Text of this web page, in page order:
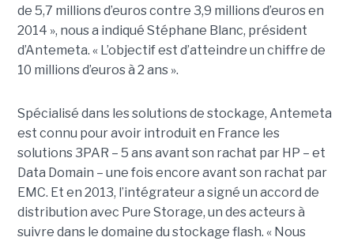
de 5,7 millions d’euros contre 3,9 millions d’euros en
2014 », nous a indiqué Stéphane Blanc, président
d’Antemeta. « L’objectif est d’atteindre un chiffre de
10 millions d’euros à 2 ans ».
Spécialisé dans les solutions de stockage, Antemeta
est connu pour avoir introduit en France les
solutions 3PAR – 5 ans avant son rachat par HP – et
Data Domain – une fois encore avant son rachat par
EMC. Et en 2013, l’intégrateur a signé un accord de
distribution avec Pure Storage, un des acteurs à
suivre dans le domaine du stockage flash. « Nous